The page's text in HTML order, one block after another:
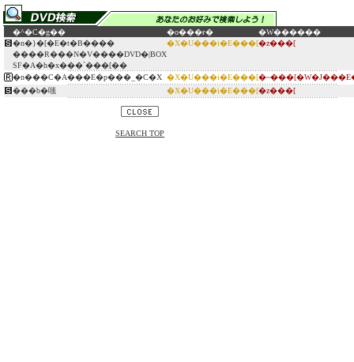
�^�C�g�� �o���ғ�
�W������
�n�}�[�E�t�B����
����R���N�V����DVD�|BOX
SF�A�h�x���`���[��
�X�U���i�E���[�z���[
�n���C�A���E�p���_�C�X �X�U���i�E���[
���b�嗤
�X�U���i�E���[�z���[
SEARCH TOP